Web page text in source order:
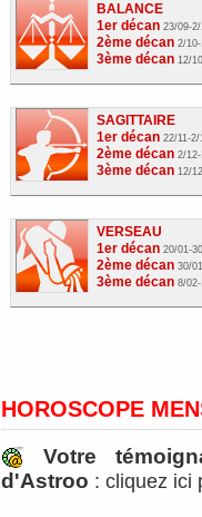
BALANCE
1er décan 23/09-
2ème décan 2/
3ème décan 12/
SAGITTAIRE
1er décan 22/11-2/
2ème décan 2/
3ème décan 12/
VERSEAU
1er décan 20/01-
2ème décan 30/
3ème décan 8/
HOROSCOPE
Votre
d'Astroo : cliquez ici